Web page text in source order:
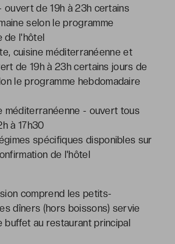
ouvert de 19h à 23h certains
selon le programme
de l'hôtel
cuisine méditerranéenne et
de 19h à 23h certains jours de
le programme hebdomadaire
méditerranéenne - ouvert tous
à 17h30
spécifiques disponibles sur
de l'hôtel
comprend les petits-
dîners (hors boissons) servie
buffet au restaurant principal